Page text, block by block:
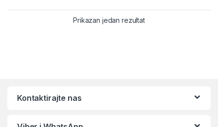
Prikazan jedan rezultat
Kontaktirajte nas